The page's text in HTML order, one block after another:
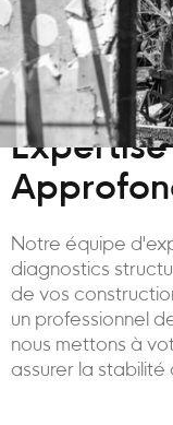
Notre équipe
diagnostics
de vos
un professionnel
nous mettons à
assurer la stabilité